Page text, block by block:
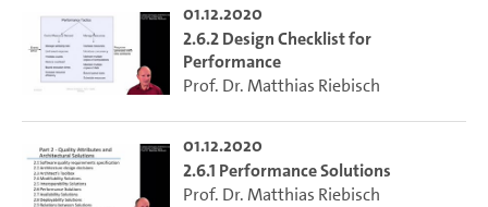
01.12.2020
2.6.2 Design Checklist for
Performance
Prof. Dr. Matthias Riebisch
01.12.2020
2.6.1 Performance Solutions
Prof. Dr. Matthias Riebisch